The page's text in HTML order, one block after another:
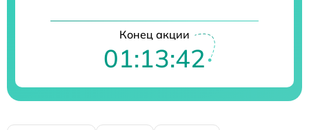
Конец акции
01:13:42